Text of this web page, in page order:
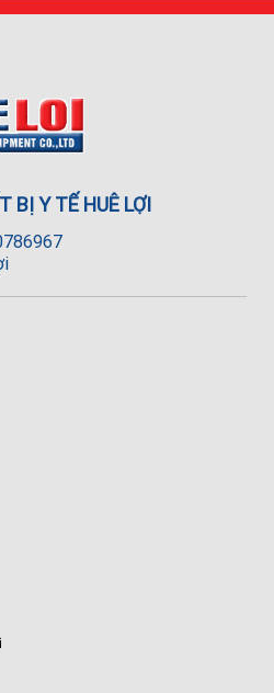
BỊ Y TẾ HUÊ LỢI